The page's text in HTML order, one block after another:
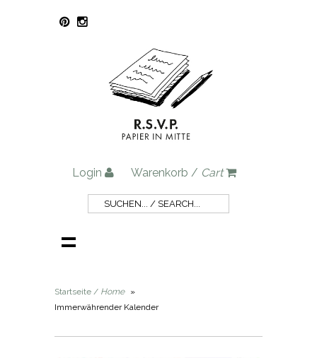
Login Warenkorb / Cart
Startseite / Home
»
Immerwährender Kalender